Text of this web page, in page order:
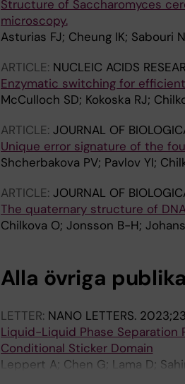
Structure of Saccharomyces
microscopy.
Asturias FJ; Cheung IK; Sabouri
ARTICLE: NUCLEIC ACIDS
Enzymatic switching for
McCulloch SD; Kokoska RJ;
ARTICLE: JOURNAL OF
Unique error signature of the
Shcherbakova PV; Pavlov YI;
ARTICLE: JOURNAL OF
The quaternary structure of
Chilkova O; Jonsson B-H;
Alla övriga
LETTER: NANO LETTERS.
Liquid-Liquid Phase Separation
Conditional Sticker Domain
Leppert A; Chen G; Lama D;